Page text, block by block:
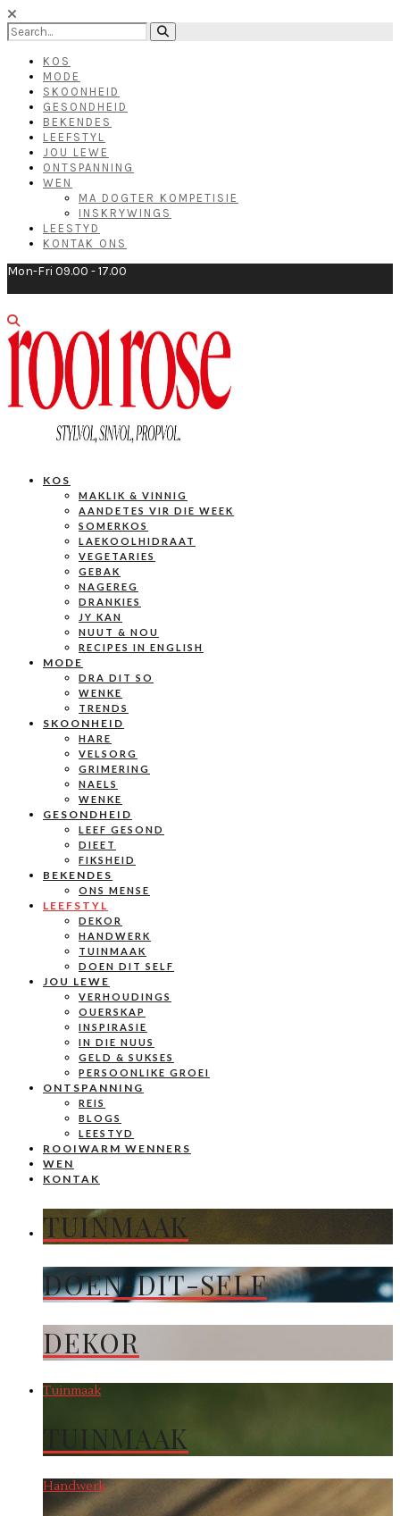
KOS
MODE
SKOONHEID
GESONDHEID
BEKENDES
LEEFSTYL
JOU LEWE
ONTSPANNING
WEN
MA DOGTER KOMPETISIE
INSKRYWINGS
LEESTYD
KONTAK ONS
Mon-Fri 09.00 - 17.00
KOS
MAKLIK & VINNIG
AANDETES VIR DIE WEEK
SOMERKOS
LAEKOOLHIDRAAT
VEGETARIES
GEBAK
NAGEREG
DRANKIES
JY KAN
NUUT & NOU
RECIPES IN ENGLISH
MODE
DRA DIT SO
WENKE
TRENDS
SKOONHEID
HARE
VELSORG
GRIMERING
NAELS
WENKE
GESONDHEID
LEEF GESOND
DIEET
FIKSHEID
BEKENDES
ONS MENSE
LEEFSTYL
DEKOR
HANDWERK
TUINMAAK
DOEN DIT SELF
JOU LEWE
VERHOUDINGS
OUERSKAP
INSPIRASIE
IN DIE NUUS
GELD & SUKSES
PERSOONLIKE GROEI
ONTSPANNING
REIS
BLOGS
LEESTYD
ROOIWARM WENNERS
WEN
KONTAK
TUINMAAK
DOEN-DIT-SELF
DEKOR
Tuinmaak
TUINMAAK
Handwerk